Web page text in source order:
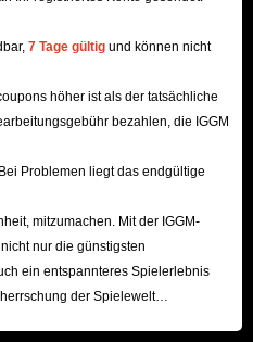
26 wird voraussichtlich den
Coaching-Optionen, die Ihnen beim
helfen. Dieses Jahr könnte der
Coaching-Anleitung, Quarterback-
liegen.
und Optionen für die
auf explosive Spielzüge
Interaktionen legen. Darüber
kann Pässe auswählen
7 Tage gültig und können nicht
höher ist als der tatsächliche
bezahlen, die IGGM
Problemen liegt das endgültige
mitzumachen. Mit der IGGM-
nur die günstigsten
ein entspannteres Spielerlebnis
der Spielewelt